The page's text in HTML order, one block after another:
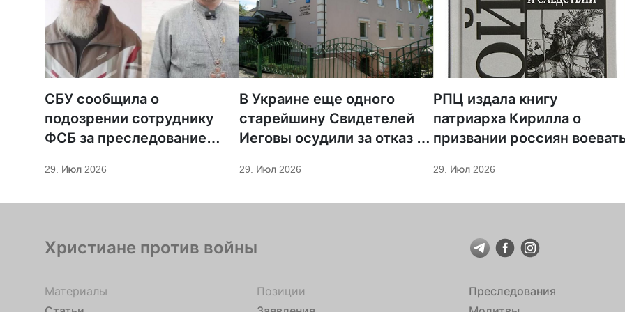
СБУ сообщила о
подозрении сотруднику
ФСБ за преследование
29. Июл 2026
В Украине еще одного
старейшину Свидетелей
Иеговы осудили за отказ от
29. Июл 2026
РПЦ издала книгу
патриарха Кирилла о
призвании россиян
29. Июл 2026
Христиане против войны
Материалы
Позиции
Преследования